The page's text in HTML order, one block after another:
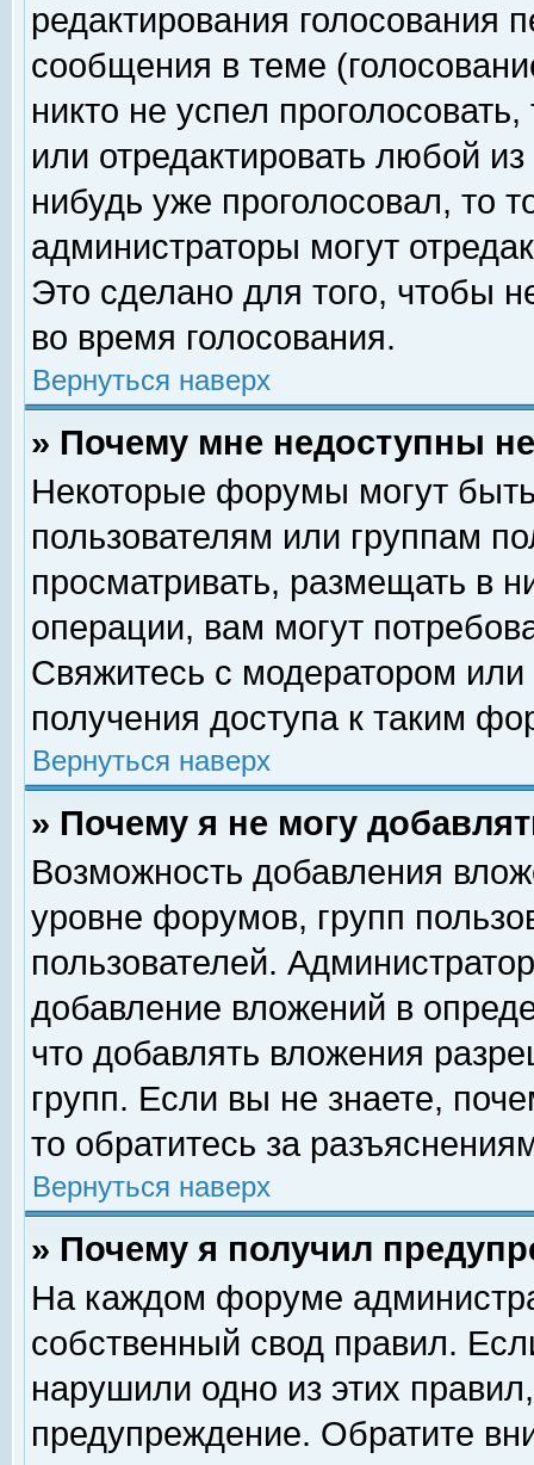
редактирования голосования
сообщения в теме
никто не успел
или отредактировать любой
нибудь уже проголосовал, то
администраторы могут
Это сделано для того, чтобы
во время голосования.
Вернуться наверх
» Почему мне недоступны
Некоторые форумы могут
пользователям или группам
просматривать, размещать в
операции, вам могут
Свяжитесь с модератором
получения доступа к таким
Вернуться наверх
» Почему я не могу
Возможность добавления
уровне форумов, групп
пользователей.
добавление вложений в
что добавлять вложения
групп. Если вы не знаете,
то обратитесь за
Вернуться наверх
» Почему я получил
На каждом форуме
собственный свод правил.
нарушили одно из этих
предупреждение. Обратите